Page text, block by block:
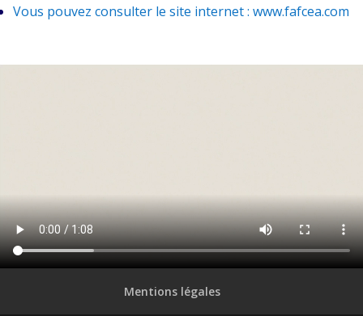
Vous pouvez consulter le site internet : www.fafcea.com
Mentions légales